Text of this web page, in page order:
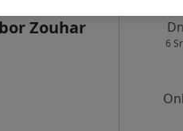
Zouhar
6